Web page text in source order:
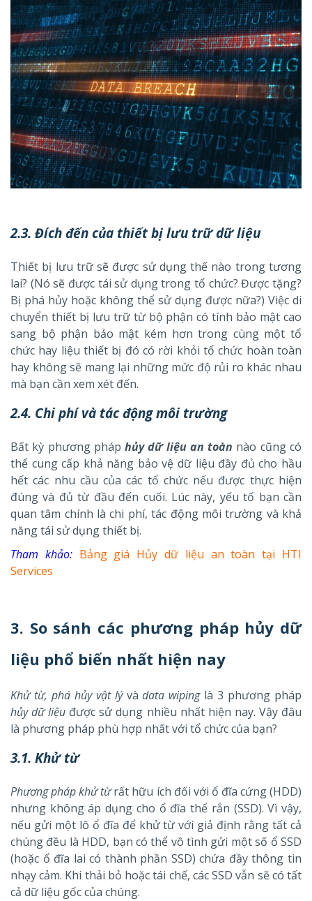
2.3. Đích đến của thiết bị lưu trữ dữ liệu
Thiết bị lưu trữ sẽ được sử dụng thế nào trong tương
lai? (Nó sẽ được tái sử dụng trong tổ chức? Được tặng?
Bị phá hủy hoặc không thể sử dụng được nữa?) Việc di
chuyển thiết bị lưu trữ từ bộ phận có tính bảo mật cao
sang bộ phận bảo mật kém hơn trong cùng một tổ
chức hay liệu thiết bị đó có rời khỏi tổ chức hoàn toàn
hay không sẽ mang lại những mức độ rủi ro khác nhau
mà bạn cần xem xét đến.
2.4. Chi phí và tác động môi trường
Bất kỳ phương pháphủy dữ liệu an toàn nào cũng có
thể cung cấp khả năng bảo vệ dữ liệu đầy đủ cho hầu
hết các nhu cầu của các tổ chức nếu được thực hiện
đúng và đủ từ đầu đến cuối. Lúc này, yếu tố bạn cần
quan tâm chính là chi phí, tác động môi trường và khả
năng tái sử dụng thiết bị.
Tham khảo: Bảng giá Hủy dữ liệu an toàn tại HTI
Services
3. So sánh các phương pháp hủy dữ
liệu phổ biến nhất hiện nay
Khử từ, phá hủy vật lývàdata wipinglà 3 phương pháp
hủy dữ liệu được sử dụng nhiều nhất hiện nay. Vậy đâu
là phương pháp phù hợp nhất với tổ chức của bạn?
3.1. Khử từ
Phương pháp khử từrất hữu ích đối với ổ đĩa cứng (HDD)
nhưng không áp dụng cho ổ đĩa thể rắn (SSD). Vì vậy,
nếu gửi một lô ổ đĩa để khử từ với giả định rằng tất cả
chúng đều là HDD, bạn có thể vô tình gửi một số ổ SSD
(hoặc ổ đĩa lai có thành phần SSD) chứa đầy thông tin
nhạy cảm. Khi thải bỏ hoặc tái chế, các SSD vẫn sẽ có tất
cả dữ liệu gốc của chúng.